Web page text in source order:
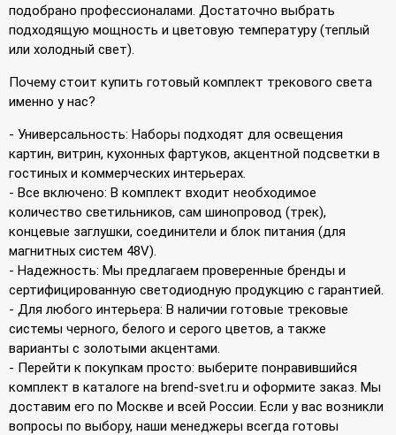
подобрано профессионалами. Достаточно выбрать
подходящую мощность и цветовую температуру (теплый
или холодный свет).
Почему стоит купить готовый комплект трекового света
именно у нас?
- Универсальность: Наборы подходят для освещения
картин, витрин, кухонных фартуков, акцентной подсветки в
гостиных и коммерческих интерьерах.
- Все включено: В комплект входит необходимое
количество светильников, сам шинопровод (трек),
концевые заглушки, соединители и блок питания (для
магнитных систем 48V).
- Надежность: Мы предлагаем проверенные бренды и
сертифицированную светодиодную продукцию с гарантией.
- Для любого интерьера: В наличии готовые трековые
системы черного, белого и серого цветов, а также
варианты с золотыми акцентами.
- Перейти к покупкам просто: выберите понравившийся
комплект в каталоге на brend-svet.ru и оформите заказ. Мы
доставим его по Москве и всей России. Если у вас возникли
вопросы по выбору, наши менеджеры всегда готовы